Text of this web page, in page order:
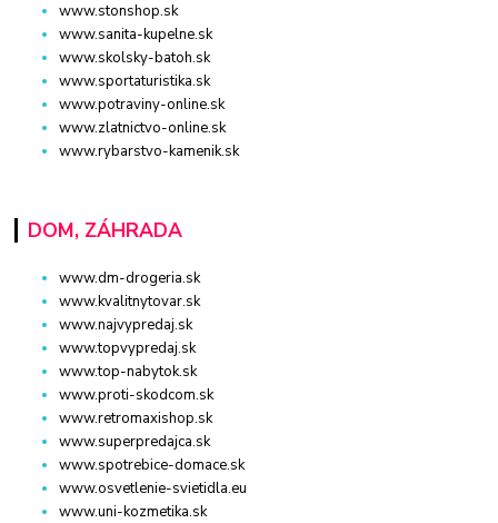
www.stonshop.sk
www.sanita-kupelne.sk
www.skolsky-batoh.sk
www.sportaturistika.sk
www.potraviny-online.sk
www.zlatnictvo-online.sk
www.rybarstvo-kamenik.sk
DOM, ZÁHRADA
www.dm-drogeria.sk
www.kvalitnytovar.sk
www.najvypredaj.sk
www.topvypredaj.sk
www.top-nabytok.sk
www.proti-skodcom.sk
www.retromaxishop.sk
www.superpredajca.sk
www.spotrebice-domace.sk
www.osvetlenie-svietidla.eu
www.uni-kozmetika.sk